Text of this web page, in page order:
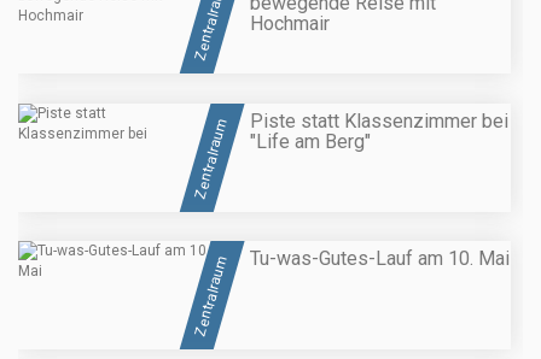
Zentralraum
Hochmair
Zentralraum
Piste statt Klassenzimmer bei
"Life am Berg"
Zentralraum Tu-was-Gutes-Lauf am 10. Mai